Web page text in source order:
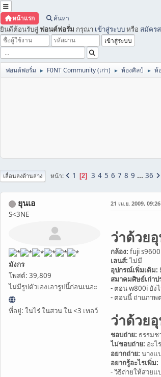
หน้าแรก ค้นหา
ยินดีต้อนรับสู่ ฟอนต์ฟอรั่ม กรุณา เข้าสู่ระบบหรือ สมัคร
ฟอนต์ฟอรั่ม ► F0NT Community (เก่า) ► ห้องศิลป์ ► ห้
เลื่อนลงด้านล่าง หน้า 1 2 3 4 5 6 7 8 9 ... 36
ยุนเอ
S<3NE
มังกร
โพสต์: 39,809
ไม่มีรูปตัวเองเอารูปนี้ก่อนเนอะ
ที่อยู่: ในไร่ ในสวน ใน <3 เทอว์
21 เม.ย. 2009,
ว่าด้วย
กล้อง: fuji
เลนส์:ไม่มี
อุปกรณ์เพิ่มเติม:
สมาคมศิษย์เก่าป
- ตอน w800i ยัง
- ตอนนี้ ถ่ายภาพ
ว่าด้วย
ชอบถ่าย: ธรรมช
ไม่ชอบถ่าย: อะไ
อยากถ่าย: นางแ
อยากรู้อะไรเพิ่ม:
- วิธีถ่ายให้สวย